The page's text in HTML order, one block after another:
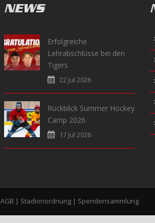
NEWS
Erfolgreiche
Lehrabschlüsse bei den
Tigers
22 Jul 2026
Rückblick Summer Hockey
Camp 2026
17 Jul 2026
AGB | Stadionordnung | Spendensammlung